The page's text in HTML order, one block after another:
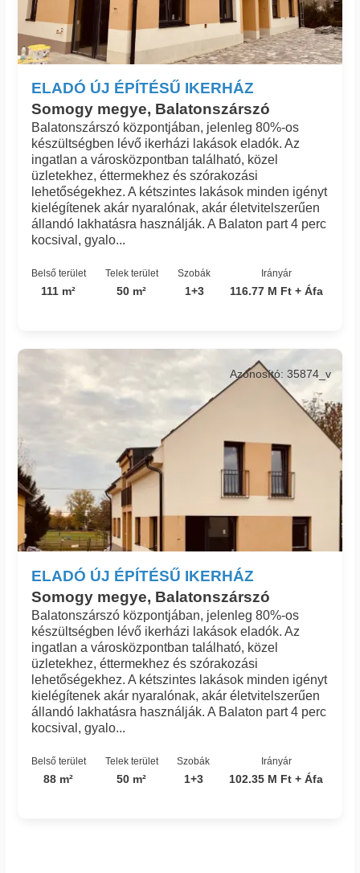
ELADÓ ÚJ ÉPÍTÉSŰ IKERHÁZ
Somogy megye, Balatonszárszó
Balatonszárszó központjában, jelenleg 80%-os
készültségben lévő ikerházi lakások eladók. Az
ingatlan a városközpontban található, közel
üzletekhez, éttermekhez és szórakozási
lehetőségekhez. A kétszintes lakások minden igényt
kielégítenek akár nyaralónak, akár életvitelszerűen
állandó lakhatásra használják. A Balaton part 4 perc
kocsival, gyalo...
Belső terület
111 m²
Telek terület
50 m²
Szobák
1+3
Irányár
116.77 M Ft + Áfa
ELADÓ ÚJ ÉPÍTÉSŰ IKERHÁZ
Somogy megye, Balatonszárszó
Azonosító: 35874_v
Balatonszárszó központjában, jelenleg 80%-os
készültségben lévő ikerházi lakások eladók. Az
ingatlan a városközpontban található, közel
üzletekhez, éttermekhez és szórakozási
lehetőségekhez. A kétszintes lakások minden igényt
kielégítenek akár nyaralónak, akár életvitelszerűen
állandó lakhatásra használják. A Balaton part 4 perc
kocsival, gyalo...
Belső terület
88 m²
Telek terület
50 m²
Szobák
1+3
Irányár
102.35 M Ft + Áfa